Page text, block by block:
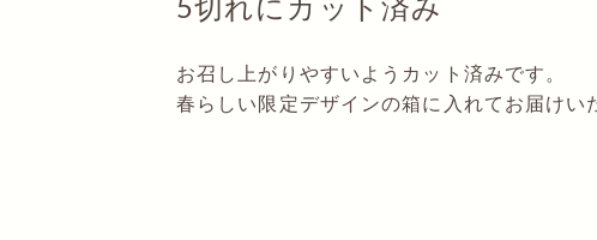
お召し上がりやすいようカット済みです。
春らしい限定デザインの箱に入れてお届けい